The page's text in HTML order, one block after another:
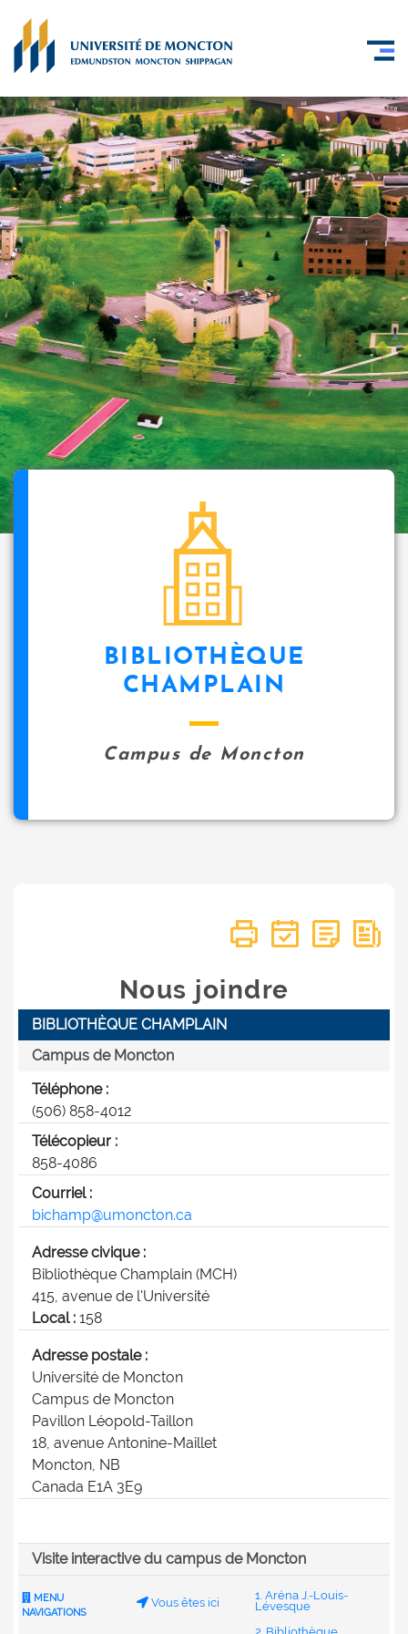
BIBLIOTHÈQUE
CHAMPLAIN
Campus de Moncton
Nous joindre
BIBLIOTHÈQUE CHAMPLAIN
Campus de Moncton
Téléphone :
(506) 858-4012
Télécopieur :
858-4086
Courriel :
bichamp@umoncton.ca
Adresse civique :
Bibliothèque Champlain (MCH)
415, avenue de l'Université
Local : 158
Adresse postale :
Université de Moncton
Campus de Moncton
Pavillon Léopold-Taillon
18, avenue Antonine-Maillet
Moncton, NB
Canada E1A 3E9
Visite interactive du campus de Moncton
MENU
NAVIGATIONS
Vous êtes ici
1. Aréna J.-Louis-
Lévesque